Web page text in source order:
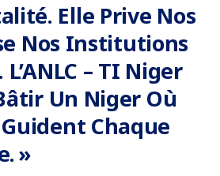
Elle Prive Nos
Nos Institutions
– TI Niger
Un Niger Où
Chaque
»